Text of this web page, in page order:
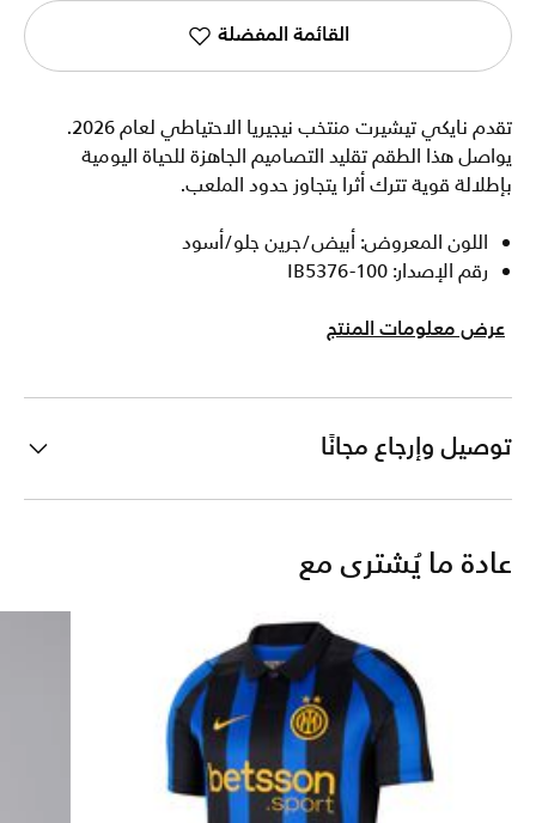
القائمة المفضلة
تقدم نايكي تيشيرت منتخب نيجيريا الاحتياطي لعام 2026.
يواصل هذا الطقم تقليد التصاميم الجاهزة للحياة اليومية
بإطلالة قوية تترك أثرا يتجاوز حدود الملعب.
اللون المعروض: أبيض/جرين جلو/أسود
رقم الإصدار: IB5376-100
عرض معلومات المنتج
توصيل وإرجاع مجانًا
عادة ما يُشترى مع